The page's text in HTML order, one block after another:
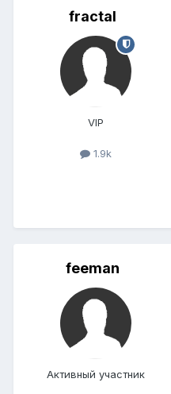
fractal
VIP
1.9k
feeman
Активный участник